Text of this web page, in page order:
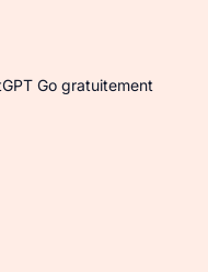
Go gratuitement